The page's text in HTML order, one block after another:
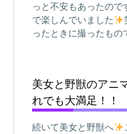
っと不安もあったの
で楽しんでいました
ったときに撮ったもの
美女と野獣のアニ
れでも大満足！！
続いて美女と野獣へ